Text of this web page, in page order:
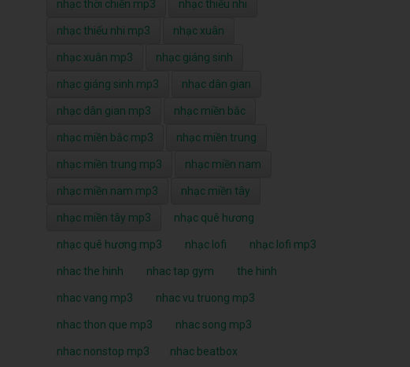
nhạc thời chiến mp3 nhạc thiếu nhi
nhạc thiếu nhi mp3 nhạc xuân
nhạc xuân mp3 nhạc giáng sinh
nhạc giáng sinh mp3 nhạc dân gian
nhạc dân gian mp3 nhạc miền bắc
nhạc miền bắc mp3 nhạc miền trung
nhạc miền trung mp3 nhạc miền nam
nhạc miền nam mp3 nhạc miền tây
nhạc miền tây mp3 nhạc quê hương
nhạc quê hương mp3 nhạc lofi nhạc lofi mp3
nhac the hinh nhac tap gym the hinh
nhac vang mp3 nhac vu truong mp3
nhac thon que mp3 nhac song mp3
nhac nonstop mp3 nhac beatbox